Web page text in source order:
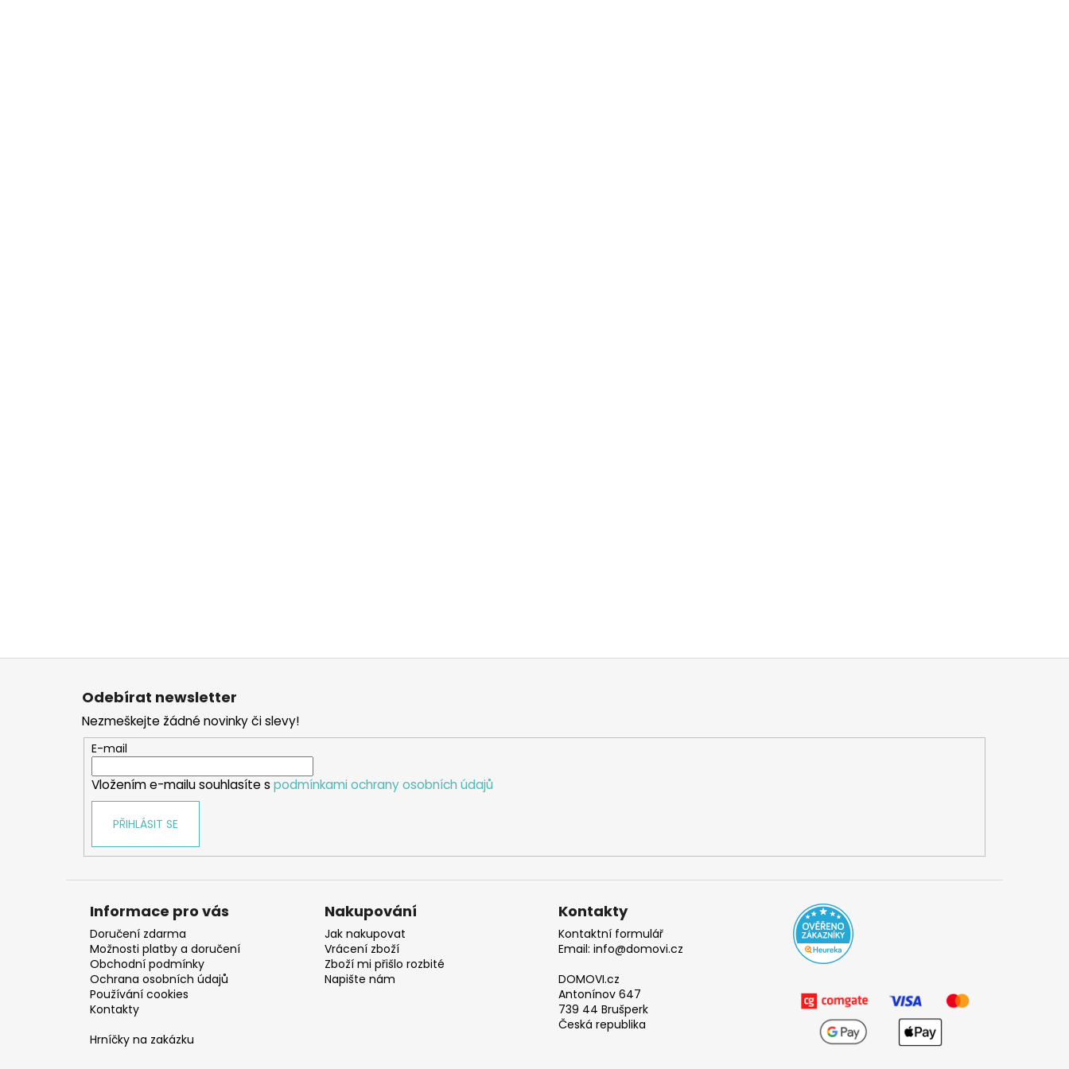
Z
Odebírat newsletter
Nezmeškejte žádné novinky či slevy!
E-mail
Vložením e-mailu souhlasíte s podmínkami ochrany osobních údajů
PŘIHLÁSIT SE
Informace pro vás
Doručení zdarma
Možnosti platby a doručení
Obchodní podmínky
Ochrana osobních údajů
Používání cookies
Kontakty
Hrníčky na zakázku
Nakupování
Jak nakupovat
Vrácení zboží
Zboží mi přišlo rozbité
Napište nám
Kontakty
Kontaktní formulář
Email: info@domovi.cz
DOMOVI.cz
Antonínov 647
739 44 Brušperk
Česká republika